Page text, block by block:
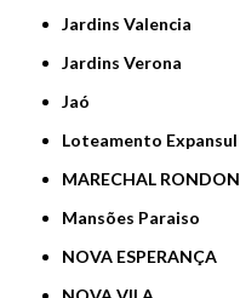
Jardins Valencia
Jardins Verona
Jaó
Loteamento Expansul
MARECHAL RONDON
Mansões Paraiso
NOVA ESPERANÇA